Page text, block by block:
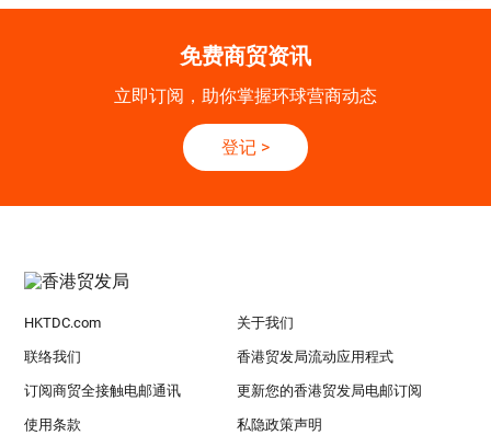
免费商贸资讯
立即订阅，助你掌握环球营商动态
登记 >
HKTDC.com 关于我们
联络我们 香港贸发局流动应用程式
订阅商贸全接触电邮通讯 更新您的香港贸发局电邮订阅
使用条款 私隐政策声明